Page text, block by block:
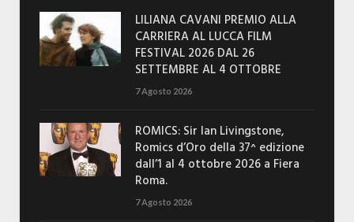
LILIANA CAVANI PREMIO ALLA
CARRIERA AL LUCCA FILM
FESTIVAL 2026 DAL 26
SETTEMBRE AL 4 OTTOBRE
7 Agosto 2026
ROMICS: Sir Ian Livingstone,
Romics d’Oro della 37^ edizione
dall’1 al 4 ottobre 2026 a Fiera
Roma.
7 Agosto 2026